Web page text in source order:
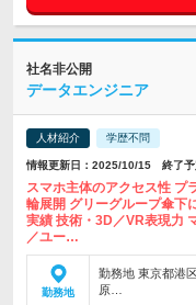
社名非公開
データエンジニア
人材紹介 学歴不問
情報更新日：2025/10/15 終了
スマホ主体のアクセス性 プ
輪展開 グリーグループ傘下
実績 技術・3D／VR表現力
／ユー…
勤務地
勤務地 東京都港
原…